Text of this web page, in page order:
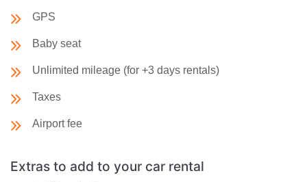
GPS
Baby seat
Unlimited mileage (for +3 days rentals)
Taxes
Airport fee
Extras to add to your car rental